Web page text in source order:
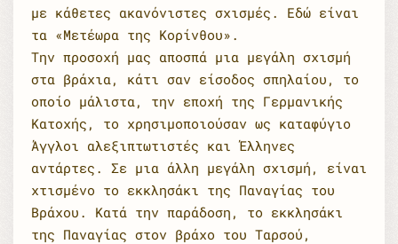
με κάθετες ακανόνιστες σχισμές. Εδώ είναι
τα «Μετέωρα της Κορίνθου».
Την προσοχή μας αποσπά μια μεγάλη σχισμή
στα βράχια, κάτι σαν είσοδος σπηλαίου, το
οποίο μάλιστα, την εποχή της Γερμανικής
Κατοχής, το χρησιμοποιούσαν ως καταφύγιο
Άγγλοι αλεξιπτωτιστές και Έλληνες
αντάρτες. Σε μια άλλη μεγάλη σχισμή, είναι
χτισμένο το εκκλησάκι της Παναγίας του
Βράχου. Κατά την παράδοση, το εκκλησάκι
της Παναγίας στον βράχο του Ταρσού,